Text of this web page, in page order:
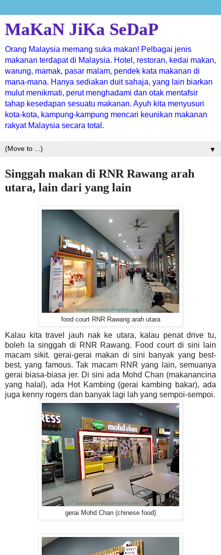
MaKaN JiKa SeDaP
Orang Malaysia memang suka makan! Pelbagai jenis
makanan terdapat di Malaysia. Hotel, restoran, kedai makan,
warung, mamak, pasar malam, pendek kata makanan di
mana-mana. Hanya sediakan duit sahaja, yang lain biarkan
mulut menikmati, perut menghadami dan otak mentafsir
tahap kesedapan sesuatu makanan. Ayuh kita menyusuri
kota-kota, kampung-kampung mencari keunikan makanan
rakyat Malaysia secara total.
▼
Singgah makan di RNR Rawang arah
utara, lain dari yang lain
food court RNR Rawang arah utara
Kalau kita travel jauh nak ke utara, kalau penat drive tu,
boleh la singgah di RNR Rawang. Food court di sini lain
macam sikit. gerai-gerai makan di sini banyak yang best-
best, yang famous. Tak macam RNR yang lain, semuanya
gerai biasa-biasa jer. Di sini ada Mohd Chan (makanancina
yang halal), ada Hot Kambing (gerai kambing bakar), ada
juga kenny rogers dan banyak lagi lah yang sempoi-sempoi.
gerai Mohd Chan (chinese food)